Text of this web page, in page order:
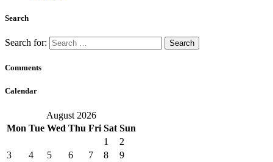
Search
Search for:
Comments
Calendar
August 2026
Mon Tue Wed Thu Fri Sat Sun
1
2
3
4 5 6 7 8
9